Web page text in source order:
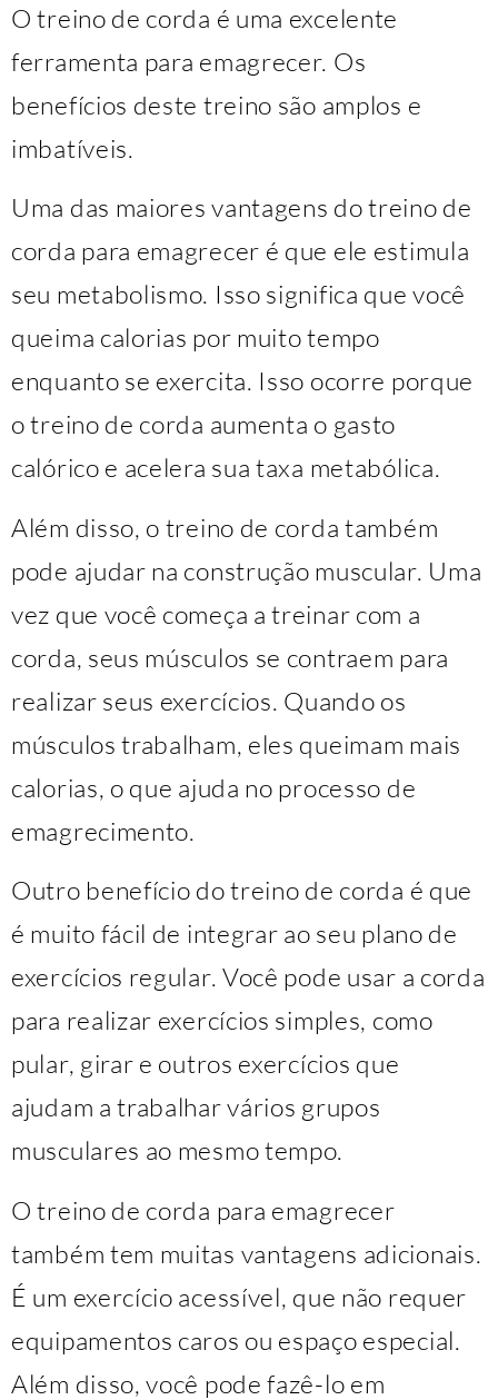
O treino de corda é uma excelente
ferramenta para emagrecer. Os
benefícios deste treino são amplos e
imbatíveis.
Uma das maiores vantagens do treino de
corda para emagrecer é que ele estimula
seu metabolismo. Isso significa que você
queima calorias por muito tempo
enquanto se exercita. Isso ocorre porque
o treino de corda aumenta o gasto
calórico e acelera sua taxa metabólica.
Além disso, o treino de corda também
pode ajudar na construção muscular. Uma
vez que você começa a treinar com a
corda, seus músculos se contraem para
realizar seus exercícios. Quando os
músculos trabalham, eles queimam mais
calorias, o que ajuda no processo de
emagrecimento.
Outro benefício do treino de corda é que
é muito fácil de integrar ao seu plano de
exercícios regular. Você pode usar a corda
para realizar exercícios simples, como
pular, girar e outros exercícios que
ajudam a trabalhar vários grupos
musculares ao mesmo tempo.
O treino de corda para emagrecer
também tem muitas vantagens adicionais.
É um exercício acessível, que não requer
equipamentos caros ou espaço especial.
Além disso, você pode fazê-lo em